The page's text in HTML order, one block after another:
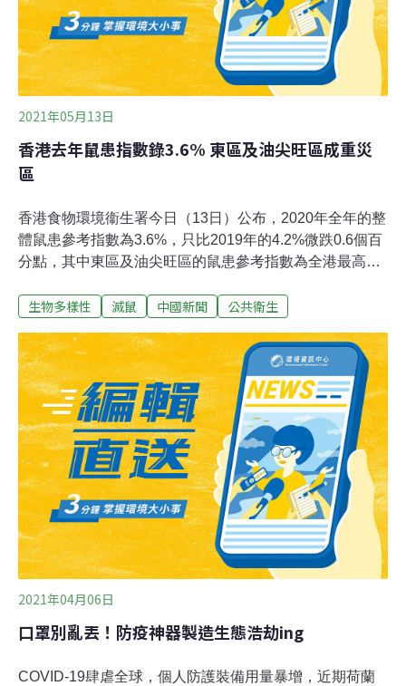
宰的「南雞北運」運銷模式，不僅帶給動物不必要的痛
苦，更增加禽流感病毒傳播、重組的風險，
2021年05月13日
香港去年鼠患指數錄3.6% 東區及油尖旺區成重災
區
香港食物環境衞生署今日（13日）公布，2020年全年的整
體鼠患參考指數為3.6%，只比2019年的4.2%微跌0.6個百
分點，其中東區及油尖旺區的鼠患參考指數為全港最高，
皇道的鼠患參考指數高達16.7%，冠絕全港。食環署指，
即約2300個放置誘餌地點，增加至50個，即約2700個放
置誘餌地點，以覆蓋更多地點。該署亦繼續分兩期進行全
港滅鼠運動以及目標小區滅鼠行動。他們亦籌備在今年中
前透過政府的地理空間信息樞紐平台，向各部門發放各個
監察地點的鼠患數據，以便各部門部署滅鼠行動。食環署
的鼠患參考指數共分三級。一級（指數少於10%）表示鼠
患情況並不普遍；二級（指數介乎10%至少於20%）表示
鼠患情況略為普遍；三級（指數達20%或以上）表示鼠患
情況普遍。
生物多樣性 滅鼠 中國新聞 公共衛生
2021年04月06日
口罩別亂丟！防疫神器製造生態浩劫ing
COVID-19肆虐全球，個人防護裝備用量暴增，近期荷蘭